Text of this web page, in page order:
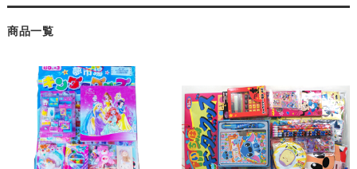
商品一覧